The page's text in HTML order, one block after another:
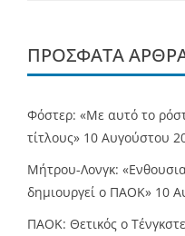
ΠΡΌΣΦΑΤΑ
Φόστερ: «Με αυτό το
τίτλους» 10 Αυγούστου
Μήτρου-Λονγκ:
δημιουργεί ο ΠΑΟΚ» 10
ΠΑΟΚ: Θετικός ο